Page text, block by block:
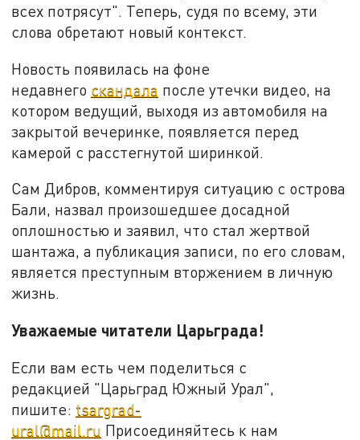
всех потрясут". Теперь, судя по всему, эти
слова обретают новый контекст.
Новость появилась на фоне
недавнего скандала после утечки видео, на
котором ведущий, выходя из автомобиля на
закрытой вечеринке, появляется перед
камерой с расстегнутой ширинкой.
Сам Дибров, комментируя ситуацию с острова
Бали, назвал произошедшее досадной
оплошностью и заявил, что стал жертвой
шантажа, а публикация записи, по его словам,
является преступным вторжением в личную
жизнь.
Уважаемые читатели Царьграда!
Если вам есть чем поделиться с
редакцией "Царьград Южный Урал",
пишите: tsargrad-
ural@mail.ru Присоединяйтесь к нам